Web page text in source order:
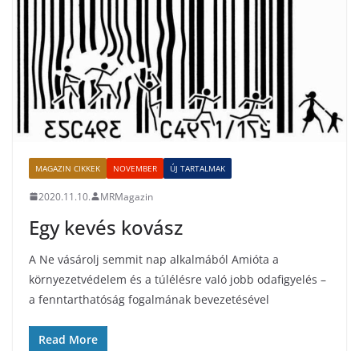
MAGAZIN CIKKEK NOVEMBER ÚJ TARTALMAK
2020.11.10. MRMagazin
Egy kevés kovász
A Ne vásárolj semmit nap alkalmából Amióta a
környezetvédelem és a túlélésre való jobb odafigyelés –
a fenntarthatóság fogalmának bevezetésével
Read More